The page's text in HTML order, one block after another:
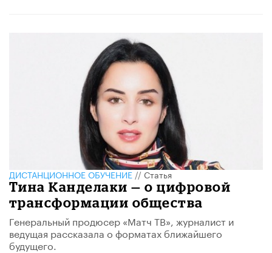
ДИСТАНЦИОННОЕ ОБУЧЕНИЕ//Статья
Тина Канделаки — о цифровой
трансформации общества
Генеральный продюсер «Матч ТВ», журналист и
ведущая рассказала о форматах ближайшего
будущего.